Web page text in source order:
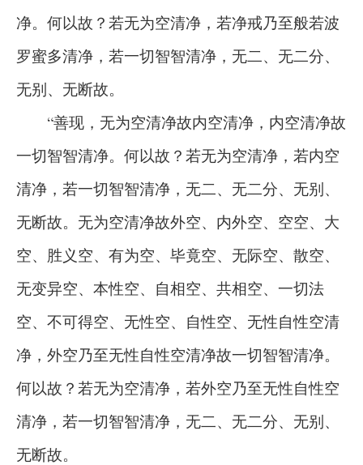
净。何以故？若无为空清净，若净戒乃至般若波
罗蜜多清净，若一切智智清净，无二、无二分、
无别、无断故。
“善现，无为空清净故内空清净，内空清净故
一切智智清净。何以故？若无为空清净，若内空
清净，若一切智智清净，无二、无二分、无别、
无断故。无为空清净故外空、内外空、空空、大
空、胜义空、有为空、毕竟空、无际空、散空、
无变异空、本性空、自相空、共相空、一切法
空、不可得空、无性空、自性空、无性自性空清
净，外空乃至无性自性空清净故一切智智清净。
何以故？若无为空清净，若外空乃至无性自性空
清净，若一切智智清净，无二、无二分、无别、
无断故。